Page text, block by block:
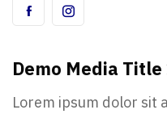
Demo Media Title
Lorem ipsum dolor sit